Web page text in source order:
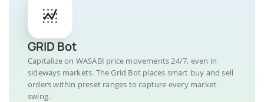
GRID Bot
Capitalize on WASABI price movements 24/7, even in
sideways markets. The Grid Bot places smart buy and sell
orders within preset ranges to capture every market
swing.